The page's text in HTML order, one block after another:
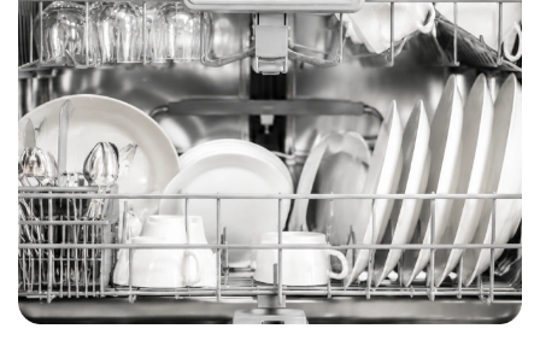
О бренде
Технологии
Сервис
Вопрос-ответ
Библиотека
8 800 3333 887